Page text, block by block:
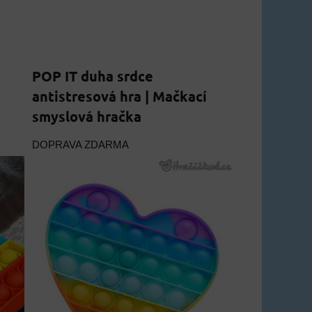
POP IT duha srdce
antistresová hra | Mačkací
smyslová hračka
DOPRAVA ZDARMA